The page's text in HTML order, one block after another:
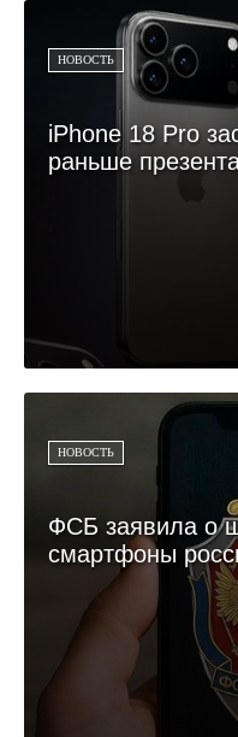
НОВОСТЬ
iPhone 18 Pro
раньше
НОВОСТЬ
ФСБ заявила о
смартфоны